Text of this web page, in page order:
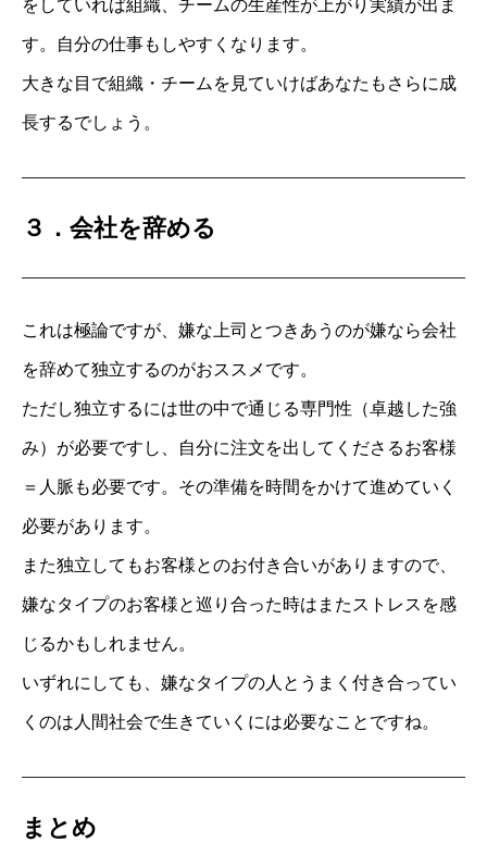
をしていれば組織、チームの生産性が上がり実績が出ま
す。自分の仕事もしやすくなります。
大きな目で組織・チームを見ていけばあなたもさらに成
長するでしょう。
３．会社を辞める
これは極論ですが、嫌な上司とつきあうのが嫌なら会社
を辞めて独立するのがおススメです。
ただし独立するには世の中で通じる専門性（卓越した強
み）が必要ですし、自分に注文を出してくださるお客様
＝人脈も必要です。その準備を時間をかけて進めていく
必要があります。
また独立してもお客様とのお付き合いがありますので、
嫌なタイプのお客様と巡り合った時はまたストレスを感
じるかもしれません。
いずれにしても、嫌なタイプの人とうまく付き合ってい
くのは人間社会で生きていくには必要なことですね。
まとめ